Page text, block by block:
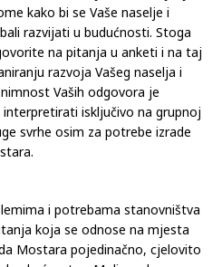
mišljenja, potreba i
kreiranju inovativnog i
Važno nam je Vaše mišljenje,
kako bi se Vaše naselje i
razvijati u budućnosti. Stoga
na pitanja u anketi i na taj
razvoja Vašeg naselja i
Vaših odgovora je
svrhe osim za potrebe izrade